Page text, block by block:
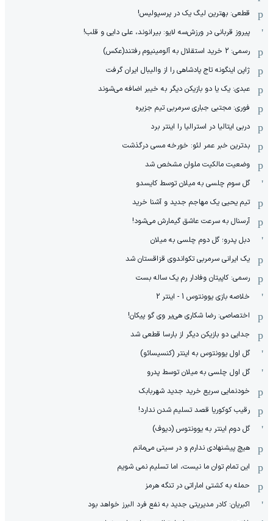
قطعی: بهترین لیگ یک در پرسپولیس!
پیروز قربانی در ورزش‌سه لایو: بیرانوند، علی دایی و قلب!
رسمی: 2 خرید استقلال به آلومینیوم رفتند(عکس)
ژاپن اینگونه تاج پادشاهی را از والیبال ایران گرفت
عبدی: یک یا دو بازیکن دیگر به خیبر اضافه می‌شوند
فوری: مجتبی جباری سرمربی تیم جزیره
دربی ایتالیا در استرالیا را اینتر برد
بدترین خبر عمر لئو: خورخه مسی درگذشت
وضعیت مالکیت ملوان مشخص شد
گل سوم چلسی به میلان توسط کایسدو
تیم یحیی یک مهاجم جدید و آشنا خرید
آرسنال به سرعت عاشق گیمارش می‌شود!
دبل پدرو؛ گل دوم چلسی به میلان
یک ایرانی سرمربی تکواندوی قزاقستان شد
رسمی: کاپیتان وفادار رم یک ساله بست
خلاصه بازی یوونتوس 1 - اینتر 2
اختصاصی: رضا شکاری هی‌یر وی‌ گو پیکان!
جدایی دو بازیکن دیگر از بارسا قطعی شد
گل اول یوونتوس به اینتر (کنسیسائو)
گل اول چلسی به میلان توسط پدرو
خودنمایی سریع خرید جدید شهربابک
رقیب کوکوریا قصد تسلیم شدن ندارد!
گل دوم اینتر به یوونتوس (دیوف)
هیچ پیشنهادی ندارم و در سیتی می‌مانم
این تمام توان ما نیست، اما تسلیم نمی شویم
حمله به کشتی اماراتی در تنگه هرمز
اکبریان: کادر مدیریتی جدید به نفع فرد البرز خواهد بود